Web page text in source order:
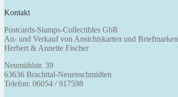
Kontakt
Postcards-Stamps-Collectibles GbR
An- und Verkauf von Ansichtskarten und Briefmarken
Herbert & Annette Fischer
Neumühlstr. 39
63636 Brachttal-Neuenschmidten
Telefon: 06054 / 917598